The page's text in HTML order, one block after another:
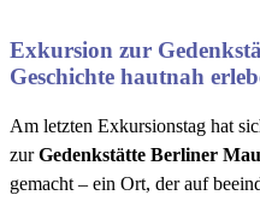
Exkursion zur
Geschichte hautnah
Am letzten Exkursionstag hat
zurGedenkstätte Berliner
gemacht – ein Ort, der auf